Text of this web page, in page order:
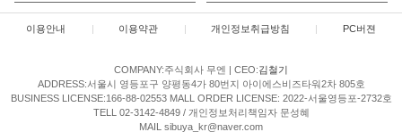
이용안내 | 이용약관 | 개인정보취급방침 | PC버젼
COMPANY:주식회사 무엔 | CEO:김철기
ADDRESS:서울시 영등포구 양평동4가 80번지 아이에스비즈타워2차 805호
BUSINESS LICENSE:166-88-02553 MALL ORDER LICENSE: 2022-서울영등포-2732호
TELL 02-3142-4849 / 개인정보처리책임자 문성혜
MAIL sibuya_kr@naver.com